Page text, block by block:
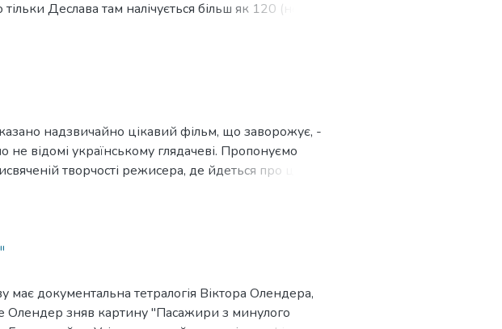
Деслава там налічується більш як 120 (не
— 80, до того ж він зазвичай писав розлогі і
роках. Вони висвітлюють творчі плани
української дипломатії, мемуариста, бібліофіла,
світло на незнані сторінки його
творчості цього видатного діяча
надзвичайно цікавий фільм, що заворожує, -
відомі українському глядачеві. Пропонуємо
творчості режисера, де йдеться про цей
документальна тетралогія Віктора Олендера,
Олендер зняв картину "Пасажири з минулого